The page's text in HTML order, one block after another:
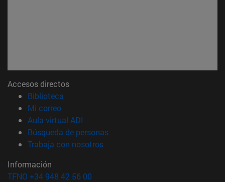
Accesos directos
Biblioteca
Mi correo(abre en nueva ventana)
Aula virtual ADI
Búsqueda de personas(abre en nueva ventana)
Trabaja con nosotros(abre en nueva ventana)
Información
TFNO +34 948 42 56 00